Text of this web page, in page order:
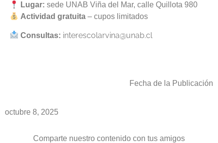
Lugar: sede UNAB Viña del Mar, calle Quillota 980
Actividad gratuita – cupos limitados
Consultas: interescolarvina@unab.cl
Fecha de la Publicación
octubre 8, 2025
Comparte nuestro contenido con tus amigos